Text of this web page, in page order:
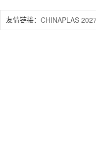
友情链接： CHINAPLAS